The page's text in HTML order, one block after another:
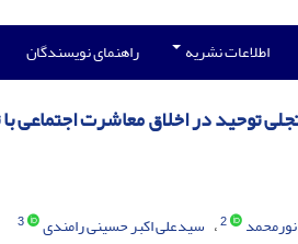
اطلاعات نشریه راهنمای نویسندگان
توحید در اخلاق معاشرت اجتماعی با
2 سیدعلی اکبر حسینی رامندی
3